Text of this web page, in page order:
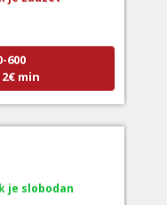
600
min
slobodan